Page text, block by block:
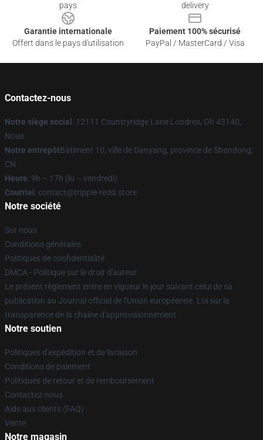
pays
delivery
Garantie internationale
Offert dans le pays d'utilisation
Paiement 100% sécurisé
PayPal / MasterCard / Visa
Contactez-nous
Notre siège social : 12111 Countryridge Lane Londres, Oh 43140,
Nous
Notre entrepôtBâtiment 10, ville de Danyang, province de Shandong,
CN
Heure: 9h – 17h (lu – vendredi)
Courriel : contact@trippie-redd.store
Notre société
Sur nous
Conditions générales
Politiques de confidentialité
DMCA - Politique sur le droit d'auteur
Le présent règlement entre en vigueur le jour suivant celui de sa
publication au Journal officiel de l'Union européenne. Loi sur la
transparence de la chaîne d'approvisionnement
Notre soutien
Politiques d'expédition et de livraison
Conditions de paiement
Politiques de retour et de remboursement
Contactez-nous
Aide aux clients (FAQ)
Vente
Notre magasin